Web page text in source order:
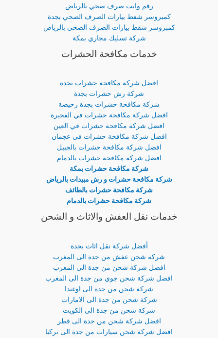
رقم وايت صرف صحي بالرياض
كمبروسر شفط بيارات الصرف الصحي بجدة
كمبروسر شفط بيارات الصرف الصحي بالرياض
شركة تسليك مجاري بمكة
خدمات مكافحة الحشرات
افضل شركة مكافحة حشرات بجدة
شركة رش حشرات بجدة
شركة مكافحة حشرات بجدة رخيصة
افضل شركة مكافحة حشرات في الفجيرة
افضل شركة مكافحة حشرات في العين
افضل شركة مكافحة حشرات في عجمان
افضل شركة مكافحة حشرات بالجبيل
افضل شركة مكافحة حشرات بالدمام
شركة مكافحة حشرات بمكة
شركة مكافحة حشرات و رش مبيدات بالرياض
شركة مكافحة حشرات بالطائف
شركة مكافحة حشرات بالدمام
خدمات نقل العفش والاثاث و الشحن
أفضل شركة نقل اثاث بجدة
شركة شحن عفش من جدة الى المغرب
افضل شركة شحن من جدة الى المغرب
افضل شركة شحن جوي من جدة الى المغرب
شركة شحن من جدة الى اوغندا
شركة شحن من جدة الى الامارات
شركة شحن من جدة الى الكويت
افضل شركة شحن من جدة الى قطر
افضل شركة شحن سيارات من جدة الى تركيا